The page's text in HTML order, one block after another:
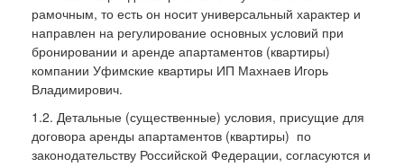
рамочным, то есть он носит универсальный характер и
направлен на регулирование основных условий при
бронировании и аренде апартаментов (квартиры)
компании Уфимские квартиры ИП Махнаев Игорь
Владимирович.
1.2. Детальные (существенные) условия, присущие для
договора аренды апартаментов (квартиры) по
законодательству Российской Федерации, согласуются и